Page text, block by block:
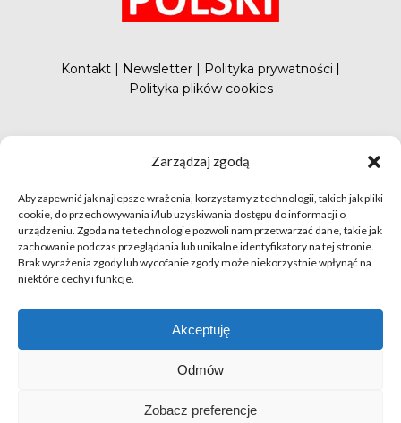
Zarządzaj zgodą
Aby zapewnić jak najlepsze wrażenia, korzystamy z technologii, takich jak pliki
cookie, do przechowywania i/lub uzyskiwania dostępu do informacji o
urządzeniu. Zgoda na te technologie pozwoli nam przetwarzać dane, takie jak
zachowanie podczas przeglądania lub unikalne identyfikatory na tej stronie.
Brak wyrażenia zgody lub wycofanie zgody może niekorzystnie wpłynąć na
niektóre cechy i funkcje.
Akceptuję
Odmów
Zobacz preferencje
Kontakt | Newsletter | Polityka prywatności |
Polityka plików cookies
zastrzeżone | realizacjaHillnet
O